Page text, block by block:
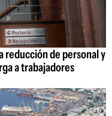
reducción de personal y
a trabajadores